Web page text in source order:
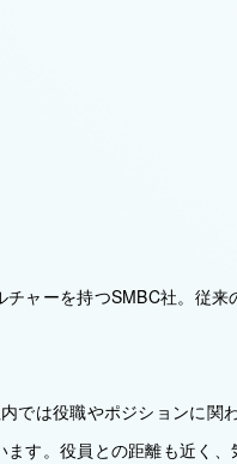
ャーを持つSMBC社。従
では役職やポジションに関
す。役員との距離も近く